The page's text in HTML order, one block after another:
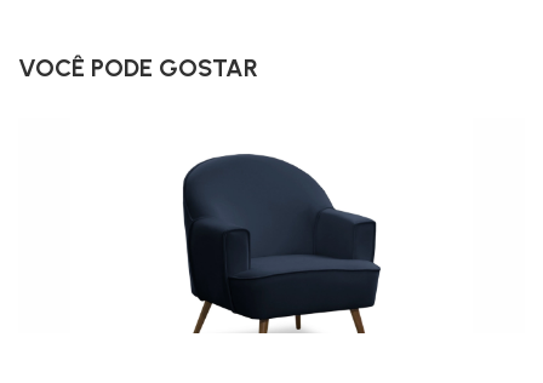
VOCÊ PODE GOSTAR